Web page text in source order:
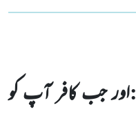
:اور جب کافر آپ کو